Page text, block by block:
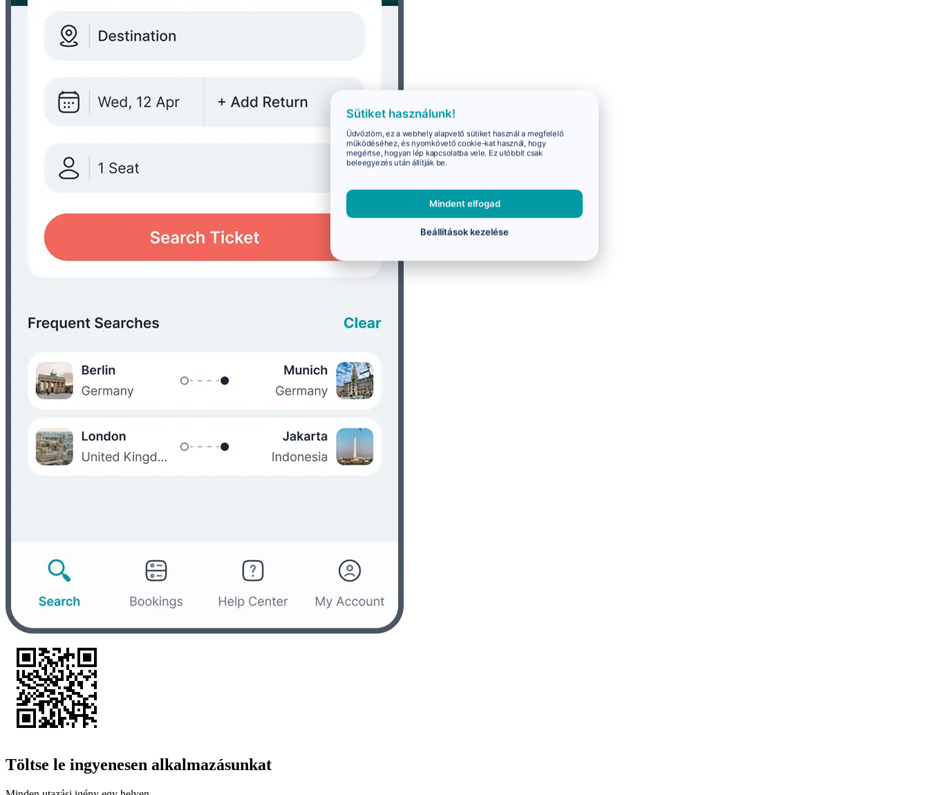
Töltse le ingyenesen alkalmazásunkat
Sütiket használunk!
Üdvözlöm, ez a webhely alapvető sütiket használ a megfelelő
működéséhez, és nyomkövető cookie-kat használ, hogy
megértse, hogyan lép kapcsolatba vele. Ez utóbbit csak
beleegyezés után állítják be.
Mindent elfogad
Beállítások kezelése